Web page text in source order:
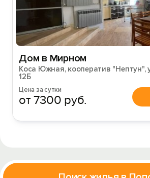
Дом в Мирном
Коса Южная, кооператив "Нептун",
12Б
Цена за сутки
от 7300 руб.